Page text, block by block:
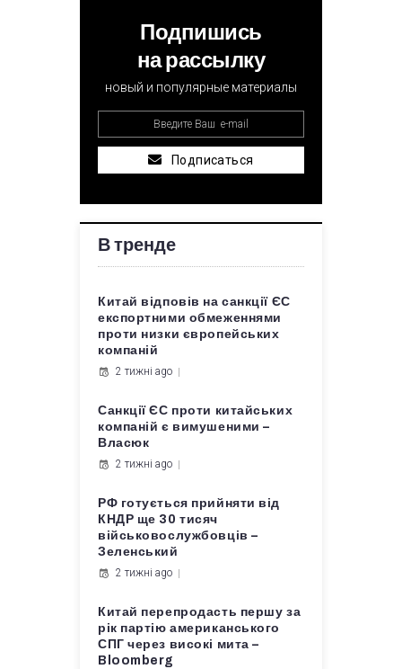
Подпишись
на рассылку
новый и популярные материалы
Подписаться
В тренде
Китай відповів на санкції ЄС
експортними обмеженнями
проти низки європейських
компаній
2 тижні ago
Санкції ЄС проти китайських
компаній є вимушеними –
Власюк
2 тижні ago
РФ готується прийняти від
КНДР ще 30 тисяч
військовослужбовців –
Зеленський
2 тижні ago
Китай перепродасть першу за
рік партію американського
СПГ через високі мита –
Bloomberg